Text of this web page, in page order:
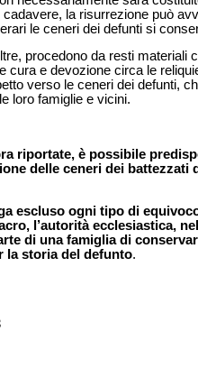
la risurrezione può
le ceneri dei defunti si
procedono da resti
cura e devozione circa le
verso le ceneri dei defunti,
loro famiglie e vicini.
riportate, è possibile
delle ceneri dei
escluso ogni tipo di
l’autorità ecclesiastica,
di una famiglia di
la storia del defunto.